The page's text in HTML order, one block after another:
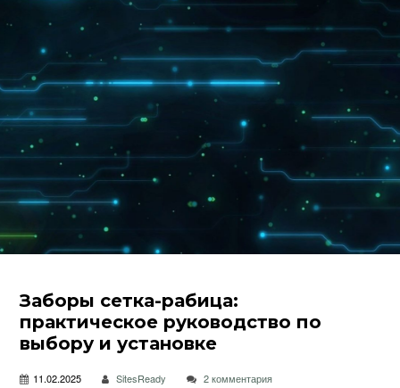
Заборы сетка-рабица:
практическое руководство по
выбору и установке
11.02.2025 SitesReady
2 комментария